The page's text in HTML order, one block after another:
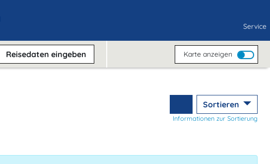
Service
Reisedateneingeben Karte anzeigen
Sortieren
Informationen zur Sortierung